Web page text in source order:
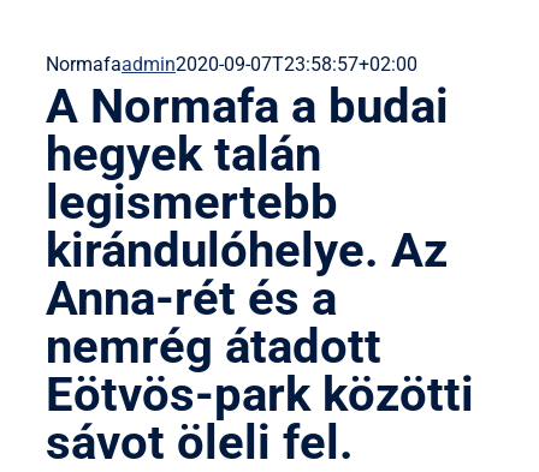
Normafaadmin2020-09-07T23:58:57+02:00
A Normafa a budai
hegyek talán
legismertebb
kirándulóhelye. Az
Anna-rét és a
nemrég átadott
Eötvös-park közötti
sávot öleli fel.